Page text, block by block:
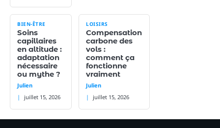
BIEN-ÊTRE
Soins
capillaires
en altitude :
adaptation
nécessaire
ou mythe ?
Julien
juillet 15, 2026
LOISIRS
Compensation
carbone des
vols :
comment ça
fonctionne
vraiment
Julien
juillet 15, 2026